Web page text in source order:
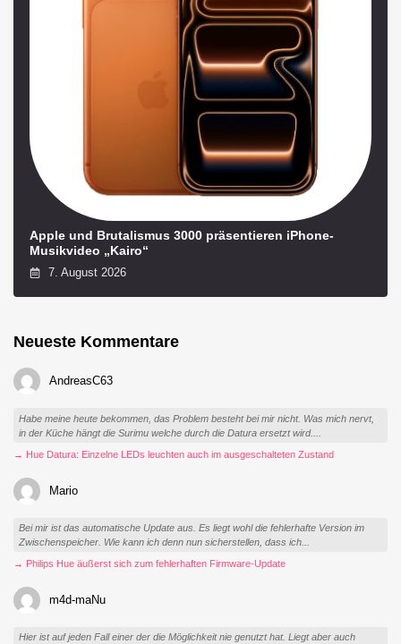
Apple und Brutalismus 3000 präsentieren iPhone-
Musikvideo „Kairo“
7. August 2026
Neueste Kommentare
AndreasC63
Habe meine heute bekommen, das Problem besteht bei mir nicht. Was mich nervt,
in der Küche hängt die Surimu welche durch die Datura ersetzt wird....
→ Hue Datura: Einzelne LEDs leuchten auch im ausgeschalteten Zustand
Mario
Bei mir ist das automatische Update aus. Es liegt wohl die fehlerhafte Version im
Zwischenspeicher. Wie kann ich denn nun sicherstellen, dass ich...
→ Philips Hue äußerst sich zum fehlerhaften Firmware-Update
m4d-maNu
Hier ist auf jeden Fall einer der die Möglichkeit nie genutzt hat. Liegt aber auch